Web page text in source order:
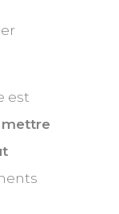
est
mettre